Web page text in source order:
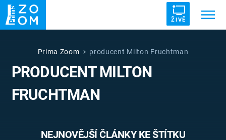
ŽIVĚ
ZRÁDCI DRUHÁ SVĚTOVÁ VÁLKA
ZÁHADY VETŘELCI DÁVNOVĚKU
Témata
Prima Zoom producent Milton Fruchtman
PRODUCENT MILTON
FRUCHTMAN
NEJNOVĚJŠÍ ČLÁNKY KE ŠTÍTKU